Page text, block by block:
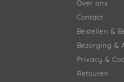
Over ons
Contact
Bestellen &
Bezorging &
Privacy &
Retouren